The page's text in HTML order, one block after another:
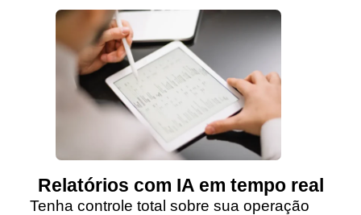
Relatórios com IA em tempo real
Tenha controle total sobre sua operação